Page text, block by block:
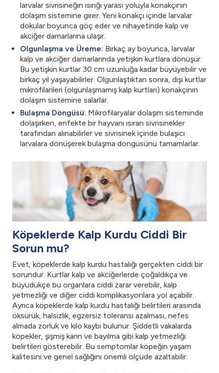
larvalar sivrisineğin ısırığı yarası yoluyla konakçının
dolaşım sistemine girer. Yeni konakçı içinde larvalar
dokular boyunca göç eder ve nihayetinde kalp ve
akciğer damarlarına ulaşır.
Olgunlaşma ve Üreme: Birkaç ay boyunca, larvalar
kalp ve akciğer damarlarında yetişkin kurtlara dönüşür.
Bu yetişkin kurtlar 30 cm uzunluğa kadar büyüyebilir ve
birkaç yıl yaşayabilirler. Olgunlaştıktan sonra, dişi kurtlar
mikrofilarileri (olgunlaşmamış kalp kurtları) konakçının
dolaşım sistemine salarlar.
Bulaşma Döngüsü: Mikrofilaryalar dolaşım sisteminde
dolaşırken, enfekte bir hayvanı ısıran sivrisinekler
tarafından alınabilirler ve sivrisinek içinde bulaşıcı
larvalara dönüşerek bulaşma döngüsünü tamamlarlar.
Köpeklerde Kalp Kurdu Ciddi Bir
Sorun mu?
Evet, köpeklerde kalp kurdu hastalığı gerçekten ciddi bir
sorundur. Kurtlar kalp ve akciğerlerde çoğaldıkça ve
büyüdükçe bu organlara ciddi zarar verebilir, kalp
yetmezliği ve diğer ciddi komplikasyonlara yol açabilir.
Ayrıca köpeklerde kalp kurdu hastalığı belirtileri arasında
öksürük, halsizlik, egzersiz toleransı azalması, nefes
almada zorluk ve kilo kaybı bulunur. Şiddetli vakalarda
köpekler, şişmiş karın ve bayılma gibi kalp yetmezliği
belirtileri gösterebilir. Bu semptomlar köpeğin yaşam
kalitesini ve genel sağlığını önemli ölçüde azaltabilir.